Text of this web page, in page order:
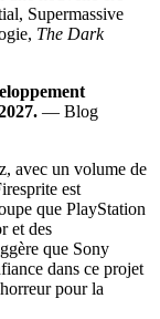
Supermassive
The Dark
— Blog
avec un volume de
est
que PlayStation
et des
que Sony
dans ce projet
pour la